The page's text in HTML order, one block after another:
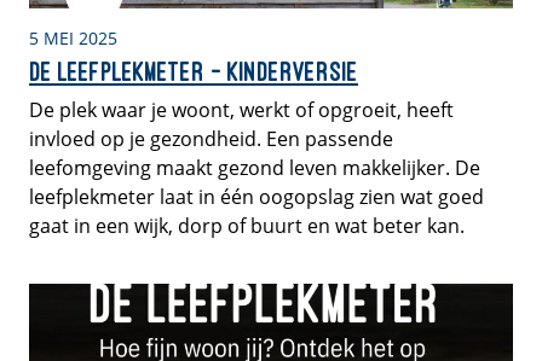
5 MEI 2025
De leefplekmeter – kinderversie
De plek waar je woont, werkt of opgroeit, heeft
invloed op je gezondheid. Een passende
leefomgeving maakt gezond leven makkelijker. De
leefplekmeter laat in één oogopslag zien wat goed
gaat in een wijk, dorp of buurt en wat beter kan.